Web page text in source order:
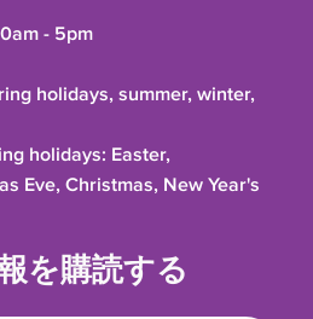
- 5pm
holidays, summer, winter,
holidays: Easter,
Eve, Christmas, New Year's
を購読する